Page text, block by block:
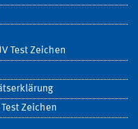
Test Zeichen
Zeichen